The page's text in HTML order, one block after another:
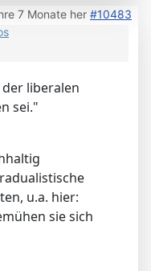
7 Monate her #10483
liberalen
sei."
u.a. hier:
sie sich